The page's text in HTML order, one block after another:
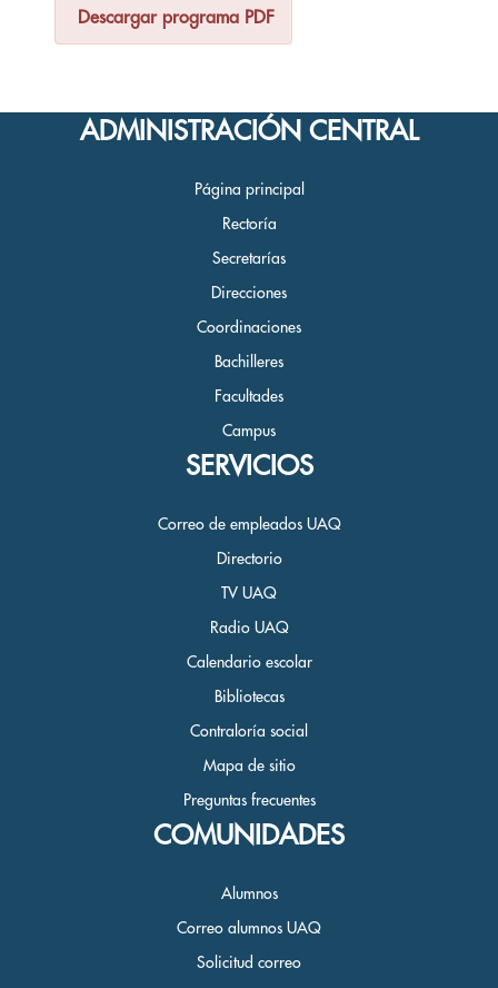
Descargar programa PDF
ADMINISTRACIÓN CENTRAL
Página principal
Rectoría
Secretarías
Direcciones
Coordinaciones
Bachilleres
Facultades
Campus
SERVICIOS
Correo de empleados UAQ
Directorio
TV UAQ
Radio UAQ
Calendario escolar
Bibliotecas
Contraloría social
Mapa de sitio
Preguntas frecuentes
COMUNIDADES
Alumnos
Correo alumnos UAQ
Solicitud correo